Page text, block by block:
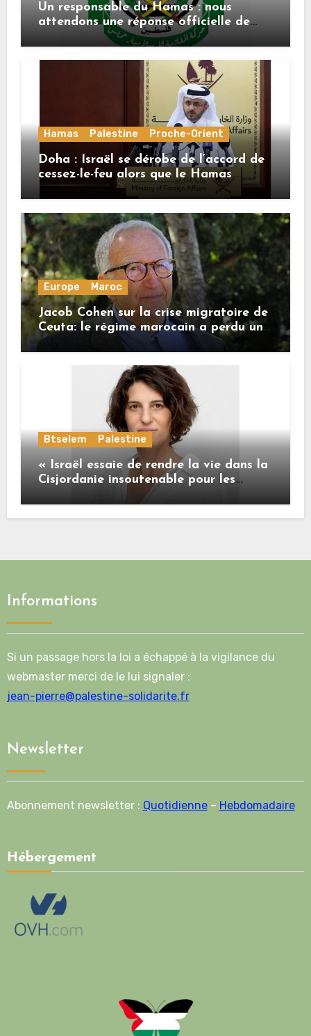
Un responsable du Hamas : nous
attendons une réponse officielle de
Mladenov concernant la feuille de
Hamas Palestine Proche-Orient
Doha : Israël se dérobe de l’accord de
cessez-le-feu alors que le Hamas
honore ses engagements
Europe Maroc
Jacob Cohen sur la crise migratoire de
Ceuta: le régime marocain a perdu une
bonne part de sa crédibilité vis-à-vis
de l’Union européenne
Btselem Palestine
« Israël essaie de rendre la vie dans la
Cisjordanie insoutenable pour les
Informations
Si un passage hors la loi a échappé à la vigilance du
webmaster merci de le lui signaler :
jean-pierre@palestine-solidarite.fr
Newsletter
Abonnement newsletter : Quotidienne– Hebdomadaire
Hébergement